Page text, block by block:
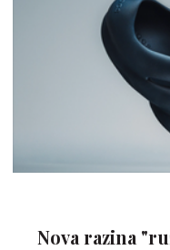
Nova razina